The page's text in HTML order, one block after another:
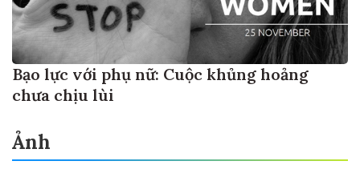
Bạo lực với phụ nữ: Cuộc khủng hoảng
chưa chịu lùi
Ảnh